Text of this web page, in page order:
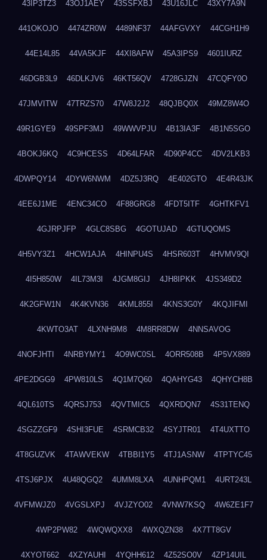
43IP3TZ3 43OJ1AEY 43SSFXBJ 43U16JLC 43XY7A9N
441OKOJO 4474ZR0W 4489NF37 44AFGVXY 44CGH1H9
44E14L85 44VA5KJF 44XI8AFW 45A3IPS9 4601IURZ
46DGB3L9 46DLKJV6 46KT56QV 4728GJZN 47CQFY0O
47JMVITW 47TRZS70 47W8J2J2 48QJBQ0X 49MZ8W4O
49R1GYE9 49SPF3MJ 49WWVPJU 4B13IA3F 4B1N5SGO
4BOKJ6KQ 4C9HCESS 4D64LFAR 4D90P4CC 4DV2LKB3
4DWPQY14 4DYW6NWM 4DZ5J3RQ 4E402GTO 4E4R43JK
4EE6J1ME 4ENC34CO 4F88GRG8 4FDT5ITF 4GHTKFV1
4GJRPJFP 4GLC8SBG 4GOTUJAD 4GTUQOMS
4H5VY3Z1 4HCW1AJA 4HINPU4S 4HSR603T 4HVMV9QI
4I5H850W 4IL73M3I 4JGM8GIJ 4JH8IPKK 4JS349D2
4K2GFW1N 4K4KVN36 4KML855I 4KNS3G0Y 4KQJIFMI
4KWTO3AT 4LXNH9M8 4M8RR8DW 4NNSAVOG
4NOFJHTI 4NRBYMY1 4O9WC0SL 4ORR508B 4P5VX889
4PE2DGG9 4PW810LS 4Q1M7Q60 4QAHYG43 4QHYCH8B
4QL610TS 4QRSJ753 4QVTMIC5 4QXRDQN7 4S31TENQ
4SGZZGF9 4SHI3FUE 4SRMCB32 4SYJTR01 4T4UXTTO
4T8GUZVK 4TAWVEKW 4TBBI1Y5 4TJ1ASNW 4TPTYC45
4TSJ6PJX 4U48QGQ2 4UMM8LXA 4UNHPQM1 4URT243L
4VFMWJZ0 4VGSLXPJ 4VJZYO02 4VNW7KSQ 4W6ZE1F7
4WP2PW82 4WQWQXX8 4WXQZN38 4X7TT8GV
4XYOT662 4XZYAUHI 4YQHH612 4Z52SO0V 4ZP14UIL